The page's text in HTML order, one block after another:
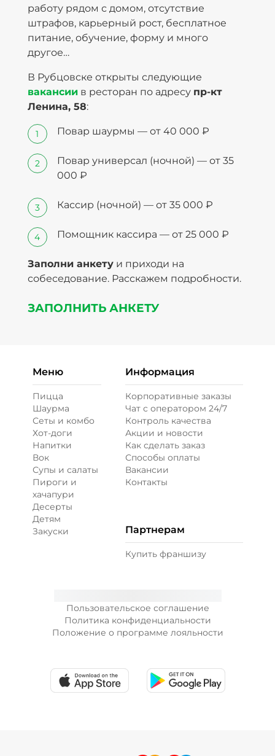
работу рядом с домом, отсутствие
штрафов, карьерный рост, бесплатное
питание, обучение, форму и много
другое…
В Рубцовске открыты следующие
вакансиив ресторан по адресу пр-кт
Ленина, 58:
Повар шаурмы — от 40 000 ₽
Повар универсал (ночной) — от 35
000 ₽
Кассир (ночной) — от 35 000 ₽
Помощник кассира — от 25 000 ₽
Заполни анкетуи приходи на
собеседование. Расскажем подробности.
ЗАПОЛНИТЬ АНКЕТУ
Пользовательское соглашение
Политика конфиденциальности
Положение о программе лояльности
Меню
Пицца
Шаурма
Сеты и комбо
Хот-доги
Напитки
Вок
Супы и салаты
Пироги и
хачапури
Десерты
Детям
Закуски
Информация
Корпоративные заказы
Чат с оператором 24/7
Контроль качества
Акции и новости
Как сделать заказ
Способы оплаты
Вакансии
Контакты
Партнерам
Купить франшизу